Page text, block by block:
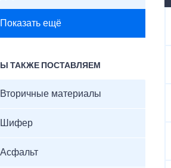
Показать ещё
ТАКЖЕ ПОСТАВЛЯЕМ
Вторичные материалы
Шифер
Асфальт